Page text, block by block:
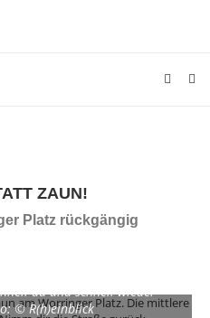
ZAUN!
Platz rückgängig
da und schnell wieder
© R(h)einblick